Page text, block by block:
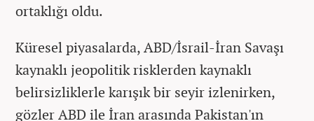
ortaklığı oldu.
Küresel piyasalarda, ABD/İsrail-İran Savaşı
kaynaklı jeopolitik risklerden kaynaklı
belirsizliklerle karışık bir seyir izlenirken,
gözler ABD ile İran arasında Pakistan'ın